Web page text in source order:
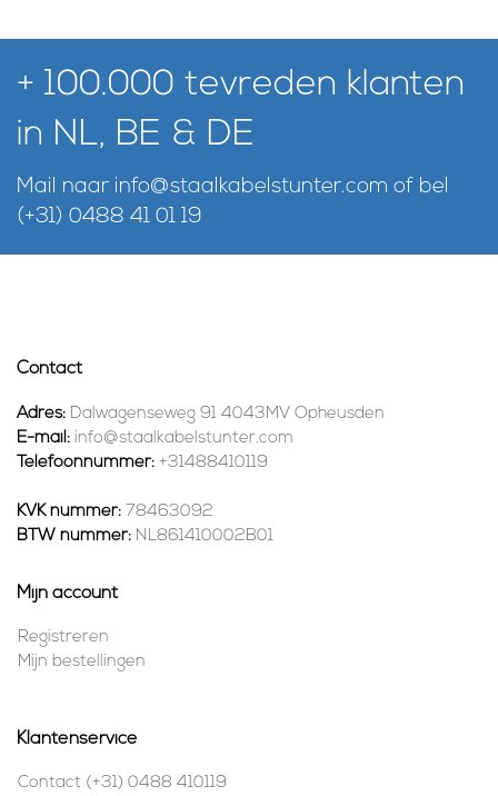
+ 100.000 tevreden klanten
in NL, BE & DE
Mail naar info@staalkabelstunter.com of bel
(+31) 0488 41 01 19
Contact
Adres: Dalwagenseweg 91 4043MV Opheusden
E-mail: info@staalkabelstunter.com
Telefoonnummer: +31488410119
KVK nummer: 78463092
BTW nummer: NL861410002B01
Mijn account
Registreren
Mijn bestellingen
Klantenservice
Contact (+31) 0488 410119